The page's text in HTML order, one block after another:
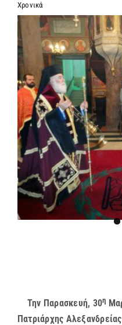
MEDIA
ΕΝΗΜΕΡΩΣΗ
ΣΥΝΔΕΣΕΙΣ
Χρονικά
Προβολή
μεγαλύτερης
εικόνας
Την Παρασκευή, 30η
Πατριάρχης